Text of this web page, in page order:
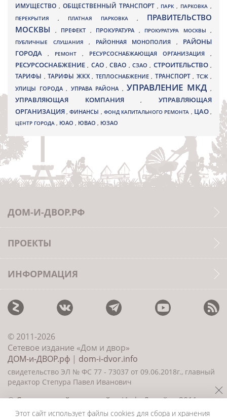
ИМУЩЕСТВО , ОБЩЕСТВЕННЫЙ ТРАНСПОРТ , ПАРК, ПАРКОВКА ,
ПЕРЕКРЫТИЯ , ПЛАТНАЯ ПАРКОВКА , ПРАВИТЕЛЬСТВО
МОСКВЫ
, ПРЕФЕКТ , ПРОКУРАТУРА , ПРОКУРАТУРА МОСКВЫ ,
ПУБЛИЧНЫЕ СЛУШАНИЯ , РАЙОННАЯ МОНОПОЛИЯ , РАЙОНЫ
ГОРОДА
, РЕМОНТ , РЕСУРСОСНАБЖАЮЩАЯ ОРГАНИЗАЦИЯ ,
РЕСУРСОСНАБЖЕНИЕ, САО,СВАО ,СЗАО, СТРОИТЕЛЬСТВО,
ТАРИФЫ , ТАРИФЫ ЖКХ , ТЕПЛОСНАБЖЕНИЕ , ТРАНСПОРТ , ТСЖ ,
УЛИЦЫ ГОРОДА , УПРАВА РАЙОНА , УПРАВЛЕНИЕ МКД ,
УПРАВЛЯЮЩАЯ КОМПАНИЯ,УПРАВЛЯЮЩАЯ
ОРГАНИЗАЦИЯ,ФИНАНСЫ , ФОНД КАПИТАЛЬНОГО РЕМОНТА , ЦАО,
ЦЕНТР ГОРОДА , ЮАО , ЮВАО , ЮЗАО
ДОМ-И-ДВОР.РФ
ПРОЕКТЫ
ИНФОРМАЦИЯ
© 2011-2026
Сетевое издание «Дом и двор»
ДОМ-и-ДВОР.рф | dom-i-dvor.info
свидетельство ЭЛ № ФС 77 - 73037 от 09.06.2018г., главный
редактор Степура Павел Иванович
©Создание сайта и дизайн«ИнфоДизайн» 2011—
2026
Этот сайт использует файлы cookies для сбора и хранения